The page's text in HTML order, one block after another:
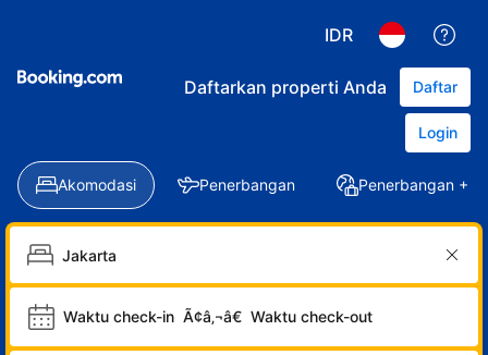
IDR
Daftarkan properti Anda Daftar
Login
Akomodasi Penerbangan Penerbangan +
Waktu check-in Ã¢â‚¬â€ Waktu check-out